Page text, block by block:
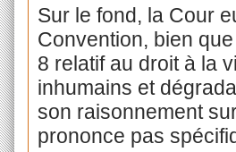
Sur le fond, la Cour
Convention, bien
8 relatif au droit à la
inhumains et
son raisonnement
prononce pas